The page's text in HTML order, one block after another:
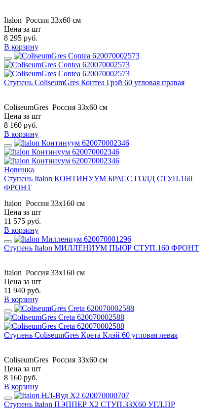
Italon Россия 33x60 см
Цена за шт
8 295 руб.
В корзину
Ступень ColiseumGres Контеа Грэй 60 угловая правая
ColiseumGres Россия 33x60 см
Цена за шт
8 160 руб.
В корзину
Новинка
Ступень Italon КОНТИНУУМ БРАСС ГОЛД СТУП.160
ФРОНТ
Italon Россия 33x160 см
Цена за шт
11 575 руб.
В корзину
Ступень Italon МИЛЛЕНИУМ ПЬЮР СТУП.160 ФРОНТ
Italon Россия 33x160 см
Цена за шт
11 940 руб.
В корзину
Ступень ColiseumGres Крета Клэй 60 угловая левая
ColiseumGres Россия 33x60 см
Цена за шт
8 160 руб.
В корзину
Ступень Italon ПЭППЕР Х2 СТУП.33X60 УГЛ.ПР